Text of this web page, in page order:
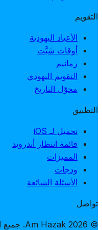
التقويم
الأعياد اليهودية
أوقات شَبَّت
زمانيم
التقويم اليهودي
محوّل التاريخ
التطبيق
تحميل لـ iOS
قائمة انتظار أندرويد
المميزات
ودجات
الأسئلة الشائعة
تواصل
© 2026 Am Hazak. جميع الحقوق محفوظة.